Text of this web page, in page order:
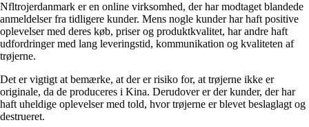
Nfltrojerdanmark er en online virksomhed, der har modtaget blandede
anmeldelser fra tidligere kunder. Mens nogle kunder har haft positive
oplevelser med deres køb, priser og produktkvalitet, har andre haft
udfordringer med lang leveringstid, kommunikation og kvaliteten af
trøjerne.
Det er vigtigt at bemærke, at der er risiko for, at trøjerne ikke er
originale, da de produceres i Kina. Derudover er der kunder, der har
haft uheldige oplevelser med told, hvor trøjerne er blevet beslaglagt og
destrueret.